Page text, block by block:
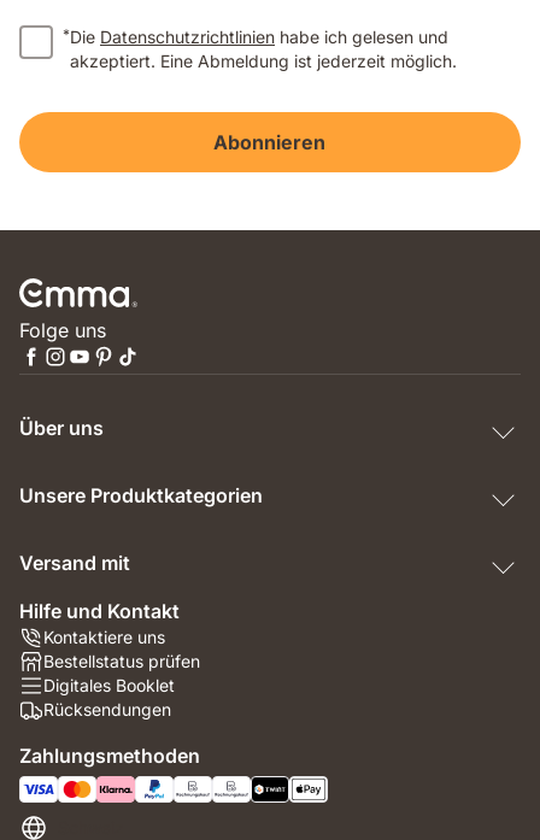
*Die Datenschutzrichtlinien habe ich gelesen und
akzeptiert. Eine Abmeldung ist jederzeit möglich.
Abonnieren
Folge uns
Über uns
Unsere Produktkategorien
Versand mit
Hilfe und Kontakt
Kontaktiere uns
Bestellstatus prüfen
Digitales Booklet
Rücksendungen
Zahlungsmethoden